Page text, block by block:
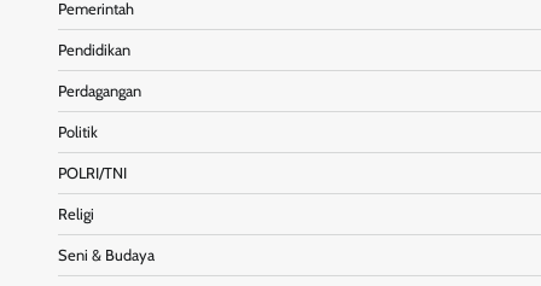
Pemerintah
Pendidikan
Perdagangan
Politik
POLRI/TNI
Religi
Seni & Budaya